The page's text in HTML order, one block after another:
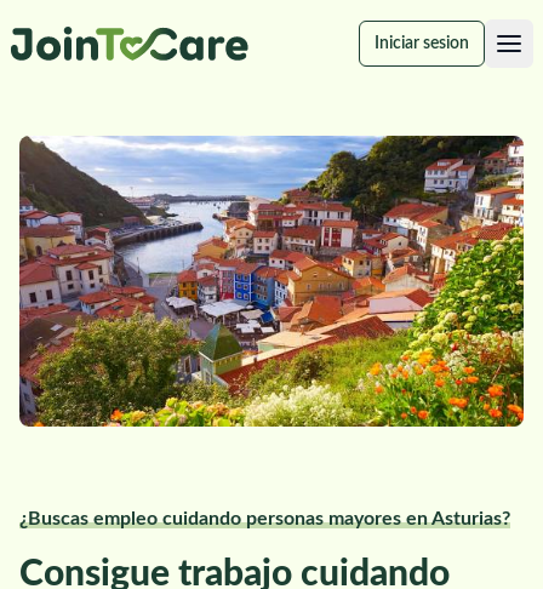
Iniciar sesion
¿Buscas empleo cuidando personas mayores en Asturias?
Consigue trabajo cuidando